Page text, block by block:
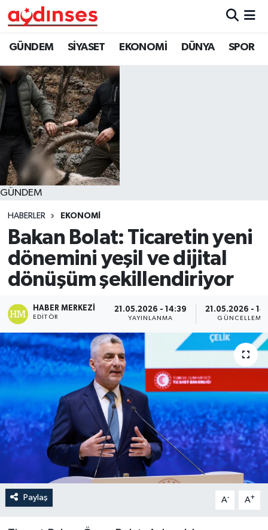
GÜNDEM SİYASET EKONOMİ DÜNYA SPOR
GÜNDEM
HABERLER EKONOMİ
Bakan Bolat: Ticaretin yeni
dönemini yeşil ve dijital
dönüşüm şekillendiriyor
HABER MERKEZI
EDITÖR
21.05.2026 - 14:39
YAYINLANMA
21.05.2026 -
GÜNCELLEME
Paylaş A- A+
GÜNDEM
SİYASET
EKONOMİ
DÜNYA
SPOR
MAGAZİN
YAŞAM
Nöbetçi Eczaneler
Hava Durumu
Aydin Namaz Vakitleri
Trafik Durumu
Süper Lig Puan Durumu ve Fikstür
Tüm Manşetler
Son Dakika Haberleri
Haber Arşivi